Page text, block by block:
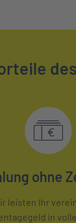
ohne
leisten Ihr
in